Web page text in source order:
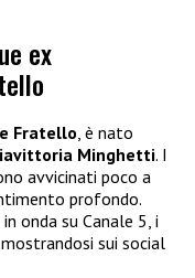
ex
Fratello, è nato
Minghetti. I
avvicinati poco a
profondo.
onda su Canale 5, i
sui social